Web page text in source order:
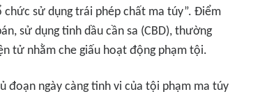
chức sử dụng trái phép chất ma túy”. Điểm
sử dụng tinh dầu cần sa (CBD), thường
tử nhằm che giấu hoạt động phạm tội.
đoạn ngày càng tinh vi của tội phạm ma túy